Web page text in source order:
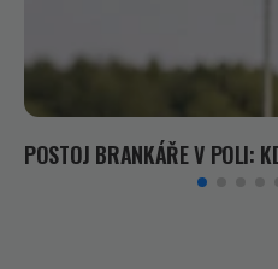
POSTOJ BRANKÁŘE V POLI: